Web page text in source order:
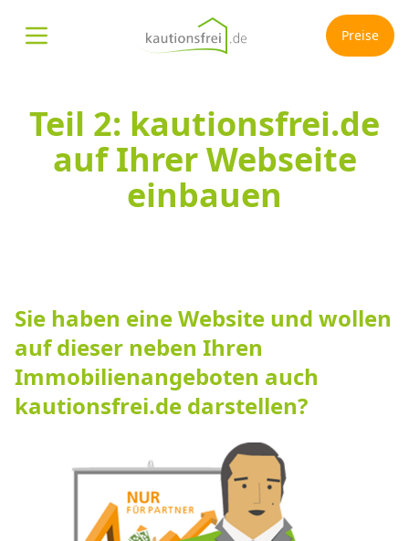
Menü öffnen Preise
Teil 2: kautionsfrei.de
auf Ihrer Webseite
einbauen
Sie haben eine Website und wollen
auf dieser neben Ihren
Immobilienangeboten auch
kautionsfrei.de darstellen?